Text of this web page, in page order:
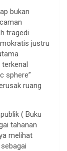
bukan
tragedi
justru
sphere”
ruang
( Buku
tahanan
melihat